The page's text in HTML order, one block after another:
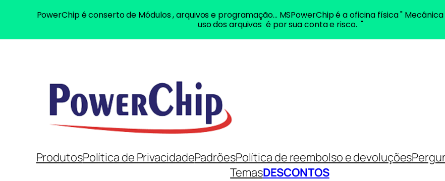
ProdutosPolítica de PrivacidadePadrõesPolítica de reembolso e devoluções
TemasDESCONTOS
PowerChip é conserto de Módulos , arquivos e programação... MSPowerChip é a oficina física " Mecânica
uso dos arquivos é por sua conta e risco. "